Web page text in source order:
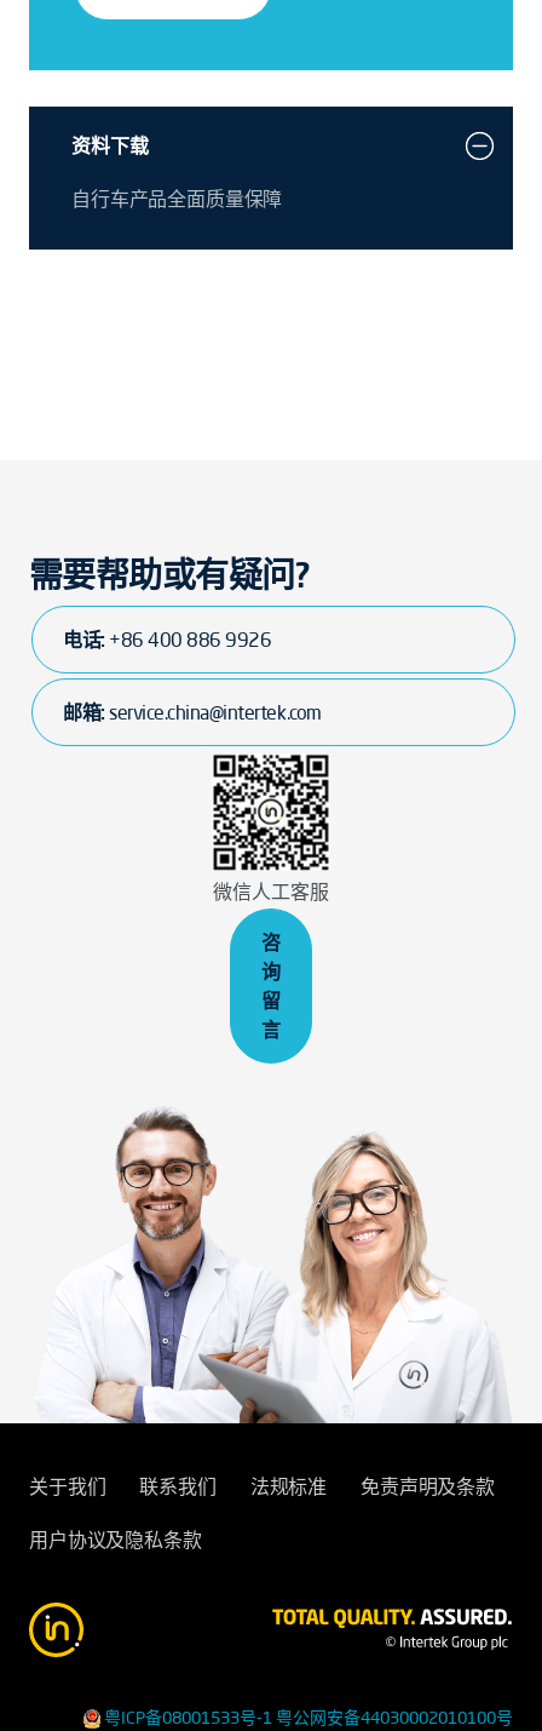
资料下载
自行车产品全面质量保障
需要帮助或有疑问?
电话: +86 400 886 9926
邮箱:service.china@intertek.com
微信人工客服
咨
询
留
言
关于我们 联系我们 法规标准 免责声明及条款
用户协议及隐私条款
粤ICP备08001533号-1粤公网安备44030002010100号